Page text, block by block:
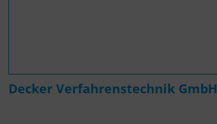
Decker Verfahrenstechnik GmbH